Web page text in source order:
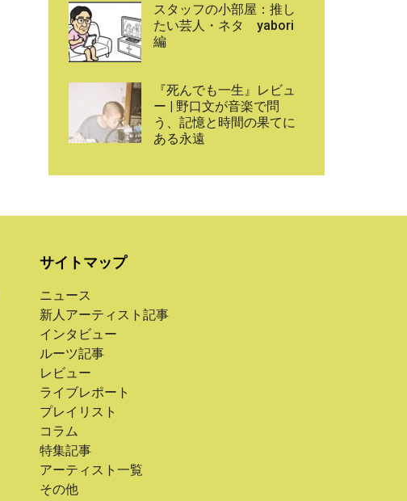
スタッフの小部屋：推し
たい芸人・ネタ yabori
編
『死んでも一生』レビュ
ー | 野口文が音楽で問
う、記憶と時間の果てに
ある永遠
サイトマップ
ニュース
新人アーティスト記事
インタビュー
ルーツ記事
レビュー
ライブレポート
プレイリスト
コラム
特集記事
アーティスト一覧
その他